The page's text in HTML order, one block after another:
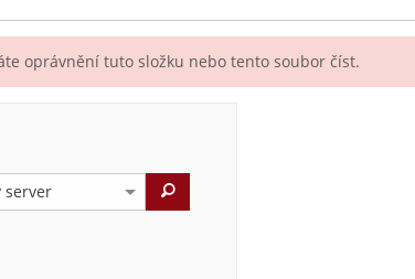
oprávnění tuto složku nebo tento soubor číst.